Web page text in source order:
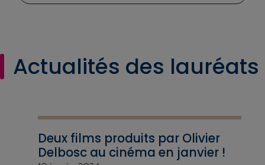
Actualités des lauréats
Deux films produits par Olivier
Delbosc au cinéma en janvier !